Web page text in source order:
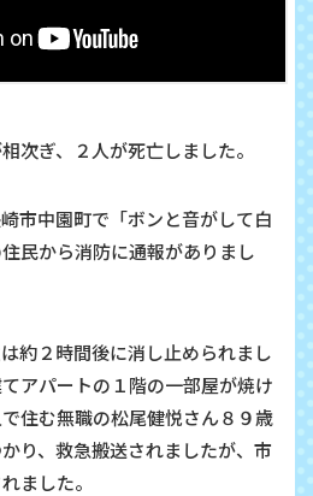
次ぎ、２人が死亡しました。
市中園町で「ボンと音がして白
民から消防に通報がありまし
約２時間後に消し止められまし
アパートの１階の一部屋が焼け
住む無職の松尾健悦さん８９歳
り、救急搬送されましたが、市
ました。